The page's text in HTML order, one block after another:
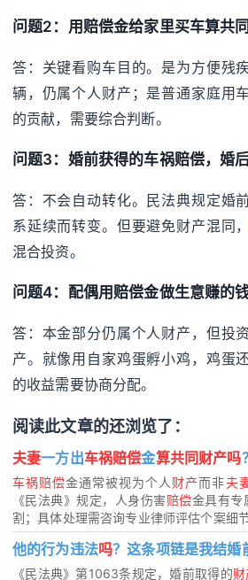
问题2：用赔偿金给家里买车算共
答：关键看购车目的。是为方便残
辆，仍属个人财产；是普通家庭用
的贡献，需要综合判断。
问题3：婚前获得的车祸赔偿，婚
答：不会自动转化。民法典规定婚
系延续而转变。但要避免财产混同
混合投资。
问题4：配偶用赔偿金做生意赚的
答：本金部分仍属个人财产，但投
产。就像用自家鸡蛋孵小鸡，鸡蛋
的收益需要协商分配。
阅读此文章的还浏览了：
夫妻一方出车祸赔偿金算共同财产吗？
车祸赔偿金通常被视为个人 财产而非夫
《民法典》规定，人身伤害赔偿金具有专
割；具体处理需咨询专业律师评估个案细节
他的行为违法吗？这条项链是我结婚
《民法典》第1063条规定，婚前取得的财